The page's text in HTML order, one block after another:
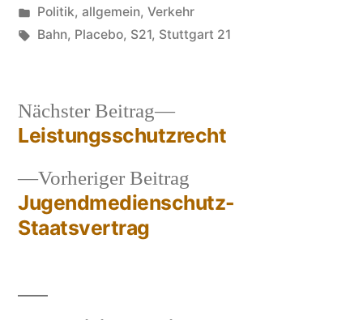
von
Veröffentlicht
in
Politik, allgemein, Verkehr
Schlagwörter:
Bahn, Placebo, S21, Stuttgart 21
Beitragsnavigation
Vorheriger Beitrag
Beitrag:
Jugendmedienschutz-
Staatsvertrag
Nächster Beitrag
Nächster
Beitrag:
Leistungsschutzrecht